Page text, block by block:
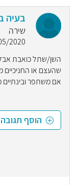
בעיה
שירה
| 10:43
השן/שתל כואבת
שהעצם או החניכיים
אם משתפר
הוסף תגובה